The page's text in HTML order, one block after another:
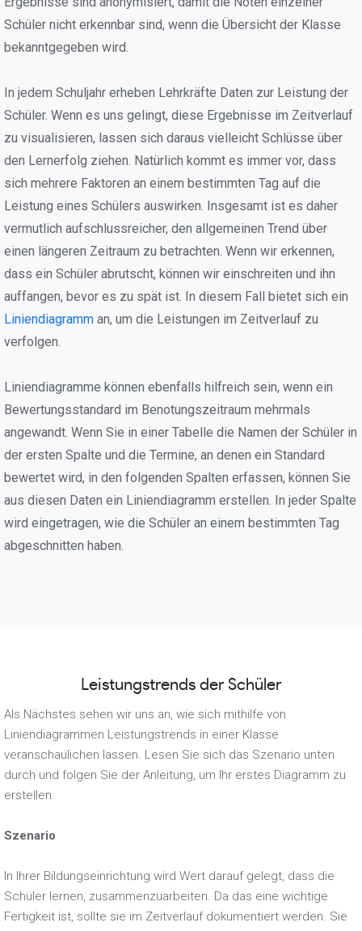
Schüler nicht erkennbar sind, wenn die Übersicht der Klasse
bekanntgegeben wird.
In jedem Schuljahr erheben Lehrkräfte Daten zur Leistung der
Schüler. Wenn es uns gelingt, diese Ergebnisse im Zeitverlauf
zu visualisieren, lassen sich daraus vielleicht Schlüsse über
den Lernerfolg ziehen. Natürlich kommt es immer vor, dass
sich mehrere Faktoren an einem bestimmten Tag auf die
Leistung eines Schülers auswirken. Insgesamt ist es daher
vermutlich aufschlussreicher, den allgemeinen Trend über
einen längeren Zeitraum zu betrachten. Wenn wir erkennen,
dass ein Schüler abrutscht, können wir einschreiten und ihn
auffangen, bevor es zu spät ist. In diesem Fall bietet sich ein
Liniendiagramm an, um die Leistungen im Zeitverlauf zu
verfolgen.
Liniendiagramme können ebenfalls hilfreich sein, wenn ein
Bewertungsstandard im Benotungszeitraum mehrmals
angewandt. Wenn Sie in einer Tabelle die Namen der Schüler in
der ersten Spalte und die Termine, an denen ein Standard
bewertet wird, in den folgenden Spalten erfassen, können Sie
aus diesen Daten ein Liniendiagramm erstellen. In jeder Spalte
wird eingetragen, wie die Schüler an einem bestimmten Tag
abgeschnitten haben.
Leistungstrends der Schüler
Als Nächstes sehen wir uns an, wie sich mithilfe von
Liniendiagrammen Leistungstrends in einer Klasse
veranschaulichen lassen. Lesen Sie sich das Szenario unten
durch und folgen Sie der Anleitung, um Ihr erstes Diagramm zu
erstellen.
Szenario
In Ihrer Bildungseinrichtung wird Wert darauf gelegt, dass die
Schüler lernen, zusammenzuarbeiten. Da das eine wichtige
Fertigkeit ist, sollte sie im Zeitverlauf dokumentiert werden. Sie